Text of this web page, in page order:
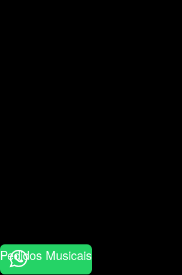
Pedidos Musicais